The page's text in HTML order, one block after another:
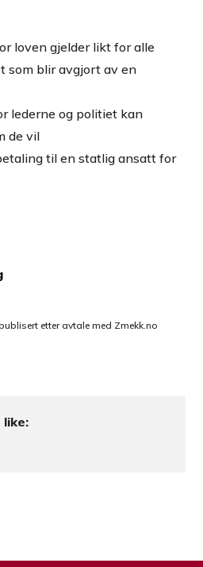
loven gjelder likt for alle
som blir avgjort av en
lederne og politiet kan
de vil
til en statlig ansatt for
etter avtale med Zmekk.no
like: